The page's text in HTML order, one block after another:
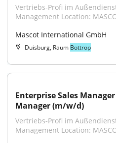
Vertriebs-Profi im
Management Location:
Mascot International GmbH
Duisburg, Raum Bottrop
Enterprise Sales
Manager (m/w/d)
Vertriebs-Profi im
Management Location: